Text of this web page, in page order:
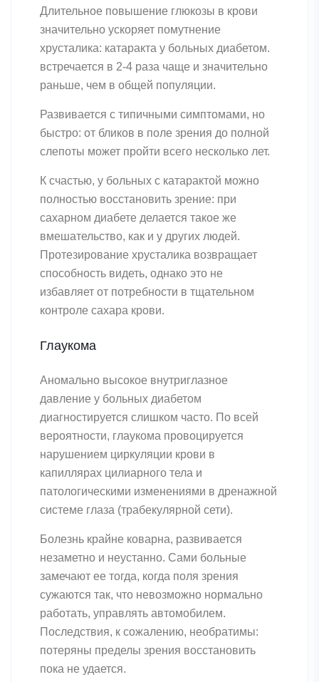
Длительное повышение глюкозы в крови
значительно ускоряет помутнение
хрусталика: катаракта у больных диабетом.
встречается в 2-4 раза чаще и значительно
раньше, чем в общей популяции.
Развивается с типичными симптомами, но
быстро: от бликов в поле зрения до полной
слепоты может пройти всего несколько лет.
К счастью, у больных с катарактой можно
полностью восстановить зрение: при
сахарном диабете делается такое же
вмешательство, как и у других людей.
Протезирование хрусталика возвращает
способность видеть, однако это не
избавляет от потребности в тщательном
контроле сахара крови.
Глаукома
Аномально высокое внутриглазное
давление у больных диабетом
диагностируется слишком часто. По всей
вероятности, глаукома провоцируется
нарушением циркуляции крови в
капиллярах цилиарного тела и
патологическими изменениями в дренажной
системе глаза (трабекулярной сети).
Болезнь крайне коварна, развивается
незаметно и неустанно. Сами больные
замечают ее тогда, когда поля зрения
сужаются так, что невозможно нормально
работать, управлять автомобилем.
Последствия, к сожалению, необратимы:
потеряны пределы зрения восстановить
пока не удается.